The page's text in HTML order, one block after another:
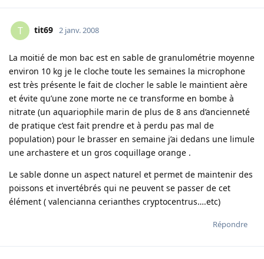
T tit69 2 janv. 2008
La moitié de mon bac est en sable de granulométrie moyenne
environ 10 kg je le cloche toute les semaines la microphone
est très présente le fait de clocher le sable le maintient aère
et évite qu’une zone morte ne ce transforme en bombe à
nitrate (un aquariophile marin de plus de 8 ans d’ancienneté
de pratique c’est fait prendre et à perdu pas mal de
population) pour le brasser en semaine j’ai dedans une limule
une archastere et un gros coquillage orange .
Le sable donne un aspect naturel et permet de maintenir des
poissons et invertébrés qui ne peuvent se passer de cet
élément ( valencianna cerianthes cryptocentrus….etc)
Répondre